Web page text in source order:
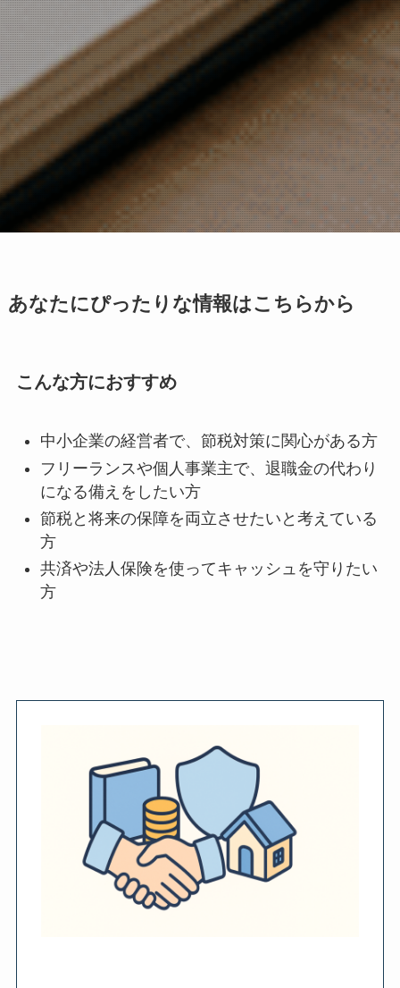
あなたにぴったりな情報はこちらから
こんな方におすすめ
中小企業の経営者で、節税対策に関心がある方
フリーランスや個人事業主で、退職金の代わり
になる備えをしたい方
節税と将来の保障を両立させたいと考えている
方
共済や法人保険を使ってキャッシュを守りたい
方